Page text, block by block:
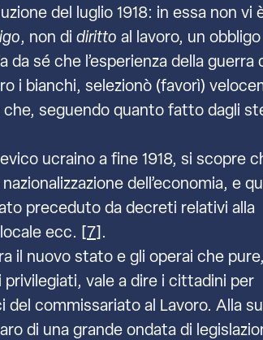
del luglio 1918: in essa non vi
, non di diritto al lavoro, un obbligo
sé che l’esperienza della guerra
i bianchi, selezionò (favorì)
seguendo quanto fatto dagli
ucraino a fine 1918, si scopre
dell’economia, e
preceduto da decreti relativi alla
ecc. [ 7].
il nuovo stato e gli operai che
vale a dire i cittadini per
del commissariato al Lavoro. Alla
di una grande ondata di